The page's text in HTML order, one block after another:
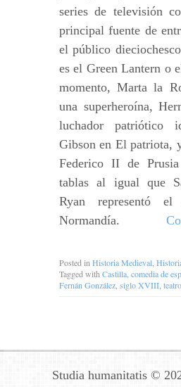
series de televisión
principal fuente de
el público
es el Green Lantern o
momento, Marta la
una superheroína,
luchador patriótico
Gibson en El patriota,
Federico II de
tablas al igual que
Ryan representó el
Normandía.
Posted in Historia Medieval
Tagged with Castilla comedia de
Fernán González siglo XVIII teatro
Studia humanitatis ©